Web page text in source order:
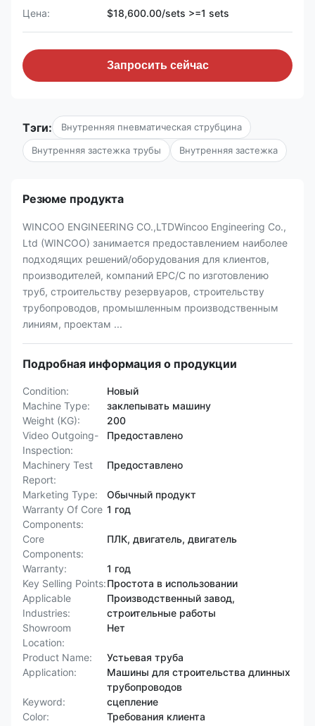
Цена: $18,600.00/sets >=1 sets
Запросить сейчас
Тэги: Внутренняя пневматическая струбцина
Внутренняя застежка трубы Внутренняя застежка
Резюме продукта
WINCOO ENGINEERING CO.,LTDWincoo Engineering Co.,
Ltd (WINCOO) занимается предоставлением наиболее
подходящих решений/оборудования для клиентов,
производителей, компаний EPC/C по изготовлению
труб, строительству резервуаров, строительству
трубопроводов, промышленным производственным
линиям, проектам ...
Подробная информация о продукции
Condition:
Новый
Machine Type:
заклепывать машину
Weight (KG):
200
Video Outgoing-
Inspection:
Предоставлено
Machinery Test
Report:
Предоставлено
Marketing Type:
Обычный продукт
Warranty Of Core
Components:
1 год
Core
Components:
ПЛК, двигатель, двигатель
Warranty:
1 год
Key Selling Points:Простота в использовании
Applicable
Industries:
Производственный завод,
строительные работы
Showroom
Location:
Нет
Product Name:
Устьевая труба
Application:
Машины для строительства длинных
трубопроводов
Keyword:
сцепление
Color:
Требования клиента